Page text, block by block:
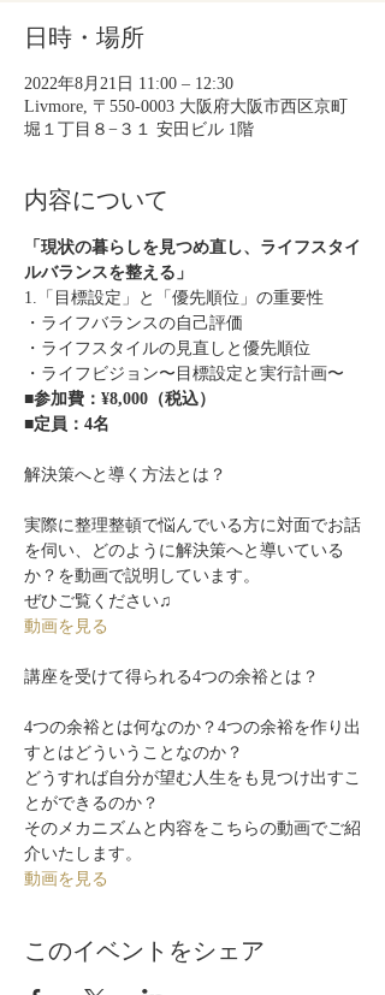
日時・場所
2022年8月21日 11:00 – 12:30
Livmore, 〒550-0003 大阪府大阪市西区京町
堀１丁目８−３１ 安田ビル 1階
内容について
「現状の暮らしを見つめ直し、ライフスタイ
ルバランスを整える」
1.「目標設定」と「優先順位」の重要性
・ライフバランスの自己評価
・ライフスタイルの見直しと優先順位
・ライフビジョン〜目標設定と実行計画〜
■参加費：¥8,000（税込）
■定員：4名
実際に整理整頓で悩んでいる方に対面でお話
を伺い、どのように解決策へと導いている
か？を動画で説明しています。
ぜひご覧ください♫
動画を見る
4つの余裕とは何なのか？4つの余裕を作り出
すとはどういうことなのか？
どうすれば自分が望む人生をも見つけ出すこ
とができるのか？
そのメカニズムと内容をこちらの動画でご紹
介いたします。
動画を見る
このイベントをシェア